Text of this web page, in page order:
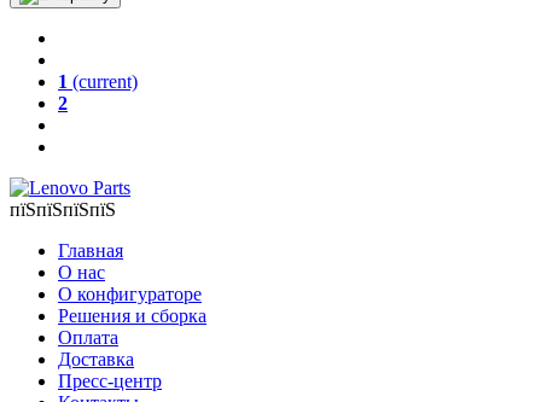
1 (current)
2
пїЅпїЅпїЅпїЅ
Главная
О нас
О конфигураторе
Решения и сборка
Оплата
Доставка
Пресс-центр